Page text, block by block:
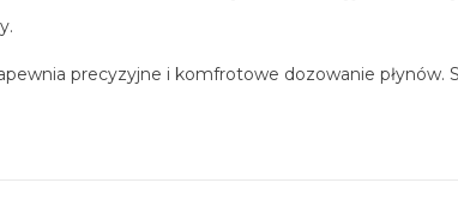
precyzyjne i komfrotowe dozowanie płynów.